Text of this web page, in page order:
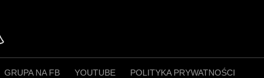
GRUPA NA FB YOUTUBE POLITYKA PRYWATNOŚCI